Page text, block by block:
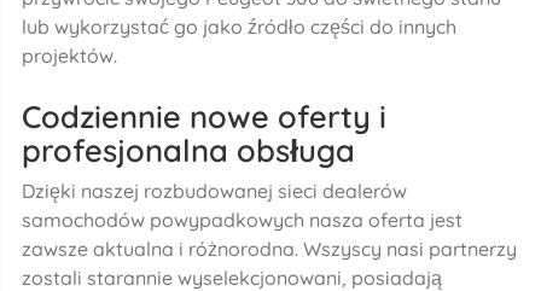
lub wykorzystać go jako źródło części do innych
projektów.
Codziennie nowe oferty i
profesjonalna obsługa
Dzięki naszej rozbudowanej sieci dealerów
samochodów powypadkowych nasza oferta jest
zawsze aktualna i różnorodna. Wszyscy nasi partnerzy
zostali starannie wyselekcjonowani, posiadają